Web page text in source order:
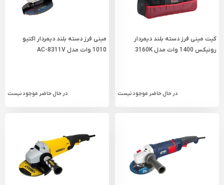
کیت مینی فرز دسته بلند دیمردار
رونیکس 1400 وات مدل 3160K
در حال حاضر موجود نیست
مینی فرز دسته بلند دیمردار اکتیو
1010 وات مدل AC-8311V
در حال حاضر موجود نیست